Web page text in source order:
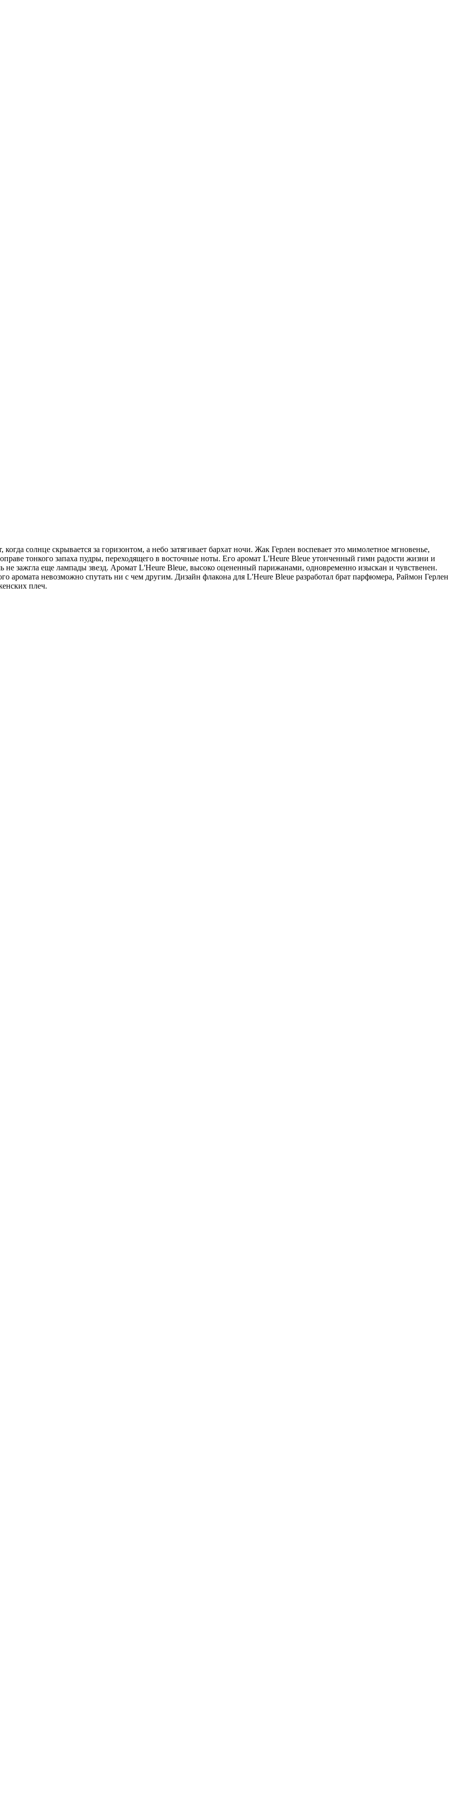
солнце скрывается за горизонтом, а небо затягивает бархат ночи. Жак Герлен воспевает это мимолетное мгновенье,
тонкого запаха пудры, переходящего в восточные ноты. Его аромат L'Heure Bleue утонченный гимн радости жизни и
не зажгла еще лампады звезд. Аромат L'Heure Bleue, высоко оцененный парижанами, одновременно изыскан и чувственен.
аромата невозможно спутать ни с чем другим. Дизайн флакона для L'Heure Bleue разработал брат парфюмера, Раймон Герлен
плеч.